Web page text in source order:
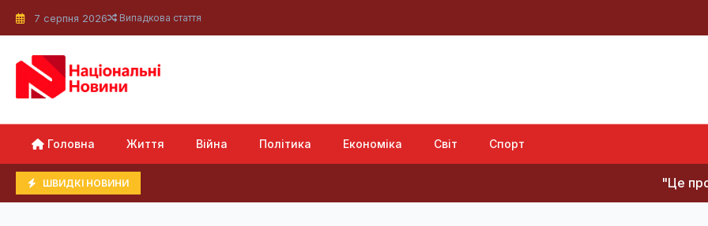
7 серпня 2026 Випадкова стаття
Головна Життя Війна Політика Економіка Світ Спорт
ШВИДКІ НОВИНИ "Це просто